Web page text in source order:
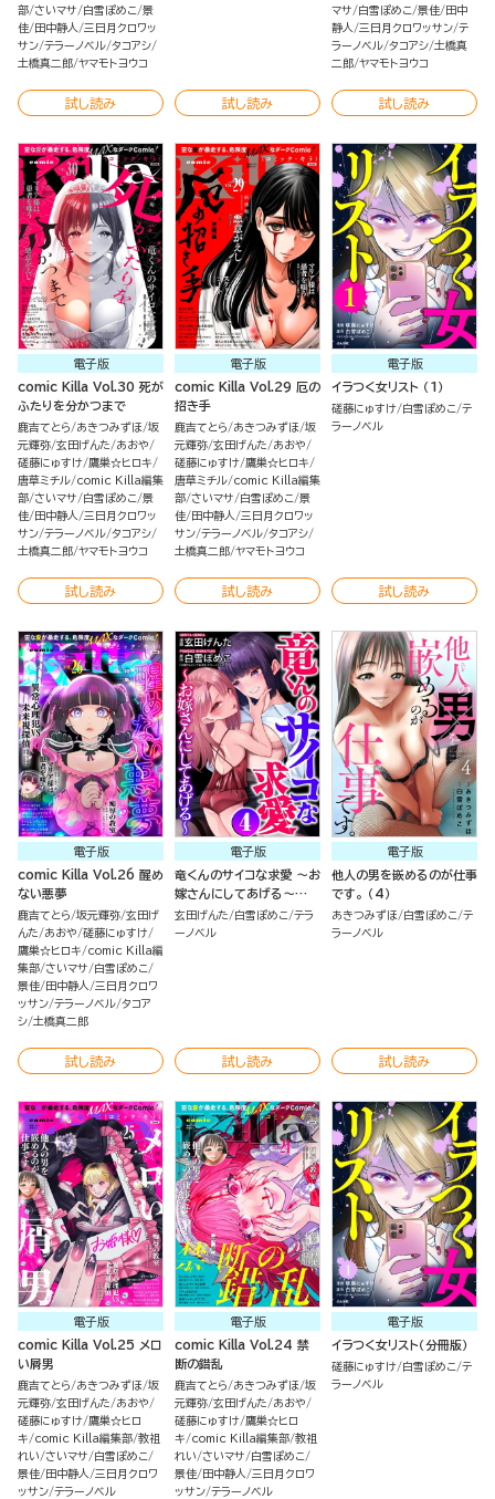
部 さいマサ 白雪ぽめこ 景
佳 田中静人 三日月クロワッ
サン テラーノベル タコアシ
土橋真二郎 ヤマモトヨウコ
試し読み 試し読み
マサ 白雪ぽめこ 景佳 田中
静人 三日月クロワッサン テ
ラーノベル タコアシ 土橋真
二郎 ヤマモトヨウコ
試し読み
電子版
comic Killa Vol.30 死が
ふたりを分かつまで
鹿吉てとら あきつみずほ 坂
元輝弥 玄田げんた
あおや
磋藤にゅすけ 鷹巣☆ヒロキ
唐草ミチル comic Killa編集
部 さいマサ 白雪ぽめこ 景
佳 田中静人 三日月クロワッ
サン テラーノベル タコアシ
土橋真二郎 ヤマモトヨウコ
試し読み
電子版
comic Killa Vol.29 厄の
招き手
鹿吉てとら あきつみずほ 坂
元輝弥 玄田げんた
あおや
磋藤にゅすけ 鷹巣☆ヒロキ
唐草ミチル comic Killa編集
部 さいマサ 白雪ぽめこ 景
佳 田中静人 三日月クロワッ
サン テラーノベル タコアシ
土橋真二郎 ヤマモトヨウコ
試し読み
電子版
イラつく女リスト （1）
磋藤にゅすけ 白雪ぽめこ テ
ラーノベル
試し読み
電子版
comic Killa Vol.26 醒め
ない悪夢
鹿吉てとら 坂元輝弥 玄田げ
んた
あおや 磋藤にゅすけ
鷹巣☆ヒロキ
comic Killa編
集部 さいマサ
白雪ぽめこ
景佳 田中静人 三日月クロワ
ッサン テラーノベル タコア
シ 土橋真二郎
試し読み
電子版
竜くんのサイコな求愛 ～お
嫁さんにしてあげる～
（4）
玄田げんた 白雪ぽめこ テラ
ーノベル
試し読み
電子版
他人の男を嵌めるのが仕事
です。 （4）
あきつみずほ 白雪ぽめこ テ
ラーノベル
試し読み
電子版
comic Killa Vol.25 メロ
い屑男
鹿吉てとら あきつみずほ 坂
元輝弥 玄田げんた
あおや
磋藤にゅすけ 鷹巣☆ヒロ
キ
comic Killa編集部 教祖
れい さいマサ
白雪ぽめこ
景佳 田中静人 三日月クロワ
ッサン テラーノベル
電子版
comic Killa Vol.24 禁
断の錯乱
鹿吉てとら あきつみずほ 坂
元輝弥 玄田げんた
あおや
磋藤にゅすけ 鷹巣☆ヒロ
キ
comic Killa編集部 教祖
れい さいマサ
白雪ぽめこ
景佳 田中静人 三日月クロワ
ッサン テラーノベル
電子版
イラつく女リスト（分冊版）
磋藤にゅすけ 白雪ぽめこ テ
ラーノベル